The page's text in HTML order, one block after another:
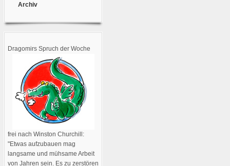
Archiv
Dragomirs Spruch der Woche
frei nach Winston Churchill:
"Etwas aufzubauen mag
langsame und mühsame Arbeit
von Jahren sein. Es zu zerstören